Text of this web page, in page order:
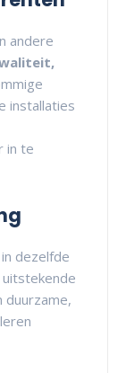
andere
installaties
in te
dezelfde
duurzame,